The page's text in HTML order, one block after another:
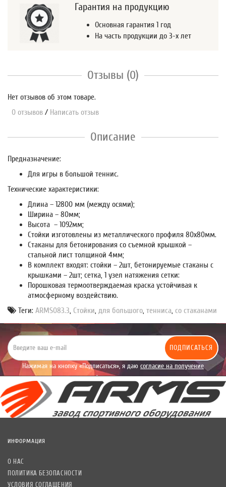
Гарантия на продукцию
Основная гарантия 1 год
На часть продукции до 3-х лет
Отзывы (0)
Нет отзывов об этом товаре.
0 отзывов / Написать отзыв
Описание
Предназначение:
Для игры в большой теннис.
Технические характеристики:
Длина – 12800 мм (между осями);
Ширина – 80мм;
Высота – 1092мм;
Стойки изготовлены из металлического профиля 80х80мм.
Стаканы для бетонирования со съемной крышкой –
стальной лист толщиной 4мм;
В комплект входят: стойки – 2шт, бетонируемые стаканы с
крышками – 2шт; сетка, 1 узел натяжения сетки:
Порошковая термоотверждаемая краска устойчивая к
атмосферному воздействию.
Теги: ARMS083.3, Стойки, для большого, тенниса, со стаканами
ПОДПИСАТЬСЯ
Нажимая на кнопку «Подписаться», я даю согласие на получение
уведомлений рекламного характера.
ИНФОРМАЦИЯ
О НАС
ПОЛИТИКА БЕЗОПАСНОСТИ
УСЛОВИЯ СОГЛАШЕНИЯ